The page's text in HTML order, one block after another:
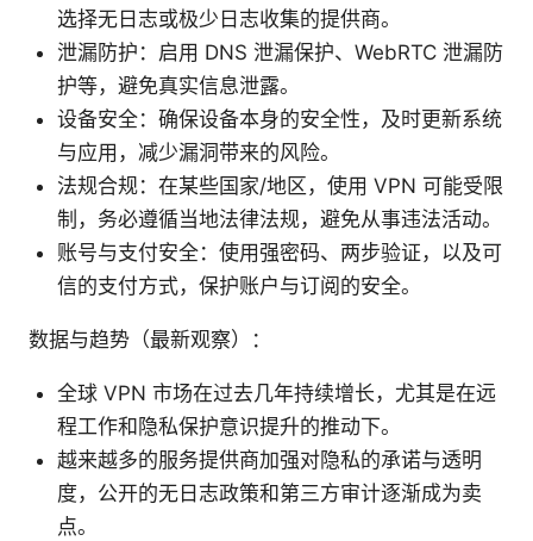
选择无日志或极少日志收集的提供商。
泄漏防护：启用 DNS 泄漏保护、WebRTC 泄漏防
护等，避免真实信息泄露。
设备安全：确保设备本身的安全性，及时更新系统
与应用，减少漏洞带来的风险。
法规合规：在某些国家/地区，使用 VPN 可能受限
制，务必遵循当地法律法规，避免从事违法活动。
账号与支付安全：使用强密码、两步验证，以及可
信的支付方式，保护账户与订阅的安全。
数据与趋势（最新观察）：
全球 VPN 市场在过去几年持续增长，尤其是在远
程工作和隐私保护意识提升的推动下。
越来越多的服务提供商加强对隐私的承诺与透明
度，公开的无日志政策和第三方审计逐渐成为卖
点。